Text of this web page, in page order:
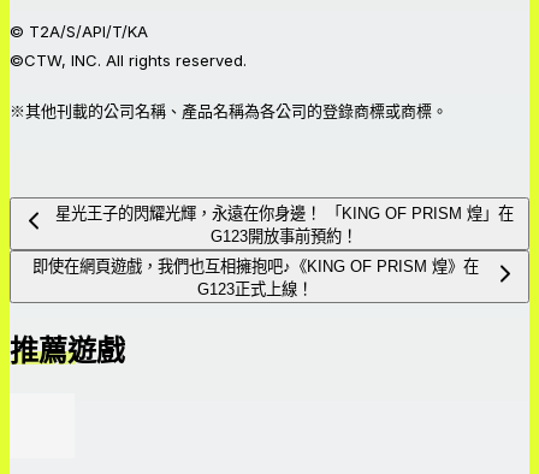
© T2A/S/API/T/KA
©CTW, INC. All rights reserved.
※其他刊載的公司名稱、產品名稱為各公司的登錄商標或商標。
星光王子的閃耀光輝，永遠在你身邊！ 「KING OF PRISM 煌」在
G123開放事前預約！
即使在網頁遊戲，我們也互相擁抱吧♪《KING OF PRISM 煌》在
G123正式上線！
推薦遊戲